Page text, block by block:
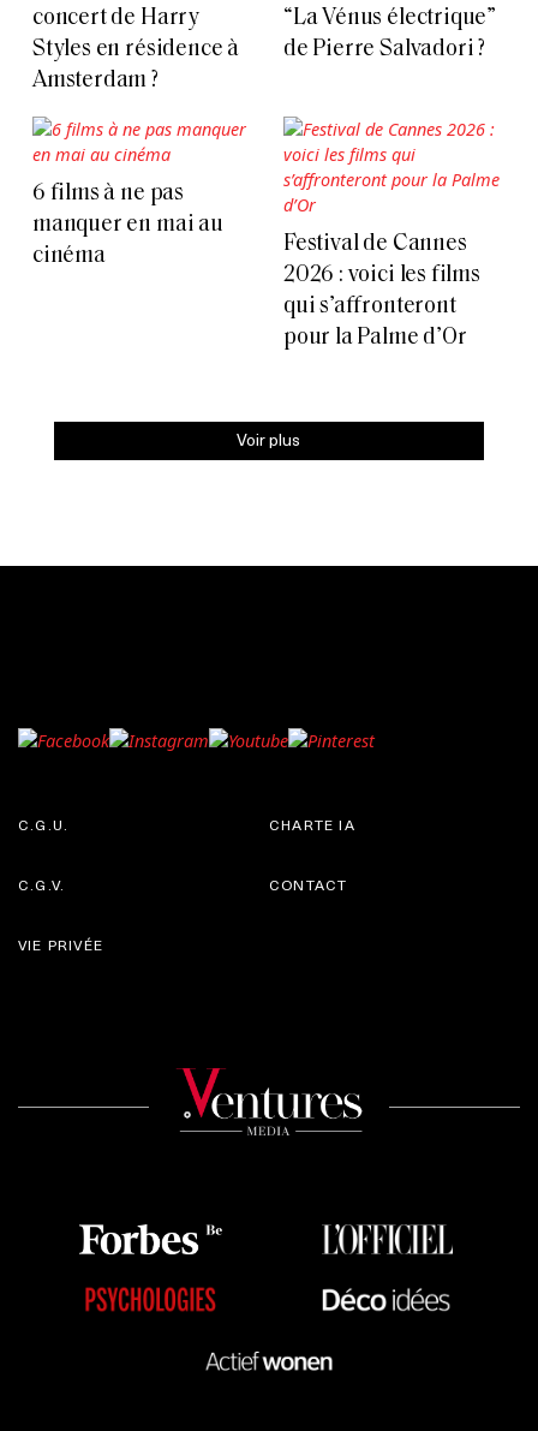
concert de Harry
Styles en résidence à
Amsterdam ?
“La Vénus électrique”
de Pierre Salvadori ?
6 films à ne pas
manquer en mai au
cinéma
Festival de Cannes
2026 : voici les films
qui s’affronteront
pour la Palme d’Or
Voir plus
C.G.U.
C.G.V.
CHARTE IA
CONTACT
VIE PRIVÉE